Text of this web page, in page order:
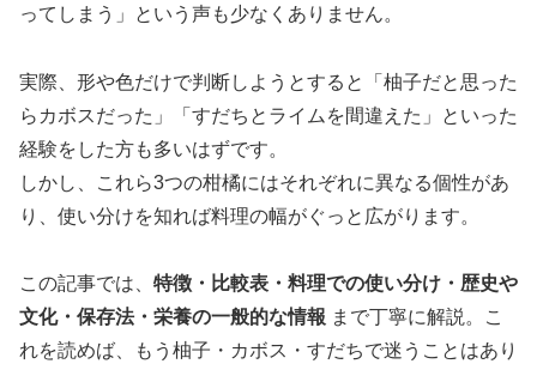
ってしまう」という声も少なくありません。
実際、形や色だけで判断しようとすると「柚子だと思った
らカボスだった」「すだちとライムを間違えた」といった
経験をした方も多いはずです。
しかし、これら3つの柑橘にはそれぞれに異なる個性があ
り、使い分けを知れば料理の幅がぐっと広がります。
この記事では、 特徴・比較表・料理での使い分け・歴史や
文化・保存法・栄養の一般的な情報 まで丁寧に解説。こ
れを読めば、もう柚子・カボス・すだちで迷うことはあり